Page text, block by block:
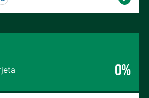
0%